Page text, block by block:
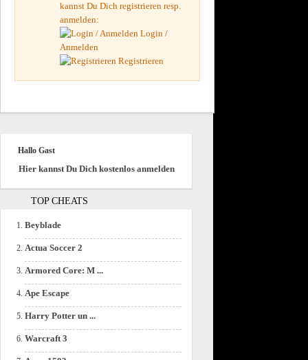
kannst Du Dich registrieren resp.
anmelden:
Login /
Anmelden
Registrieren
Hallo Gast
Hier kannst Du Dich kostenlos anmelden
TOP CHEATS
Beyblade
Actua Soccer 2
Armored Core: M ...
Ape Escape
Harry Potter un ...
Warcraft 3